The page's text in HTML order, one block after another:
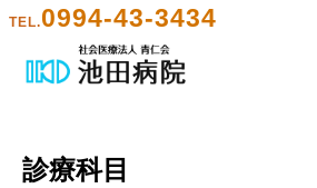
TEL.0994-43-3434
診療科目